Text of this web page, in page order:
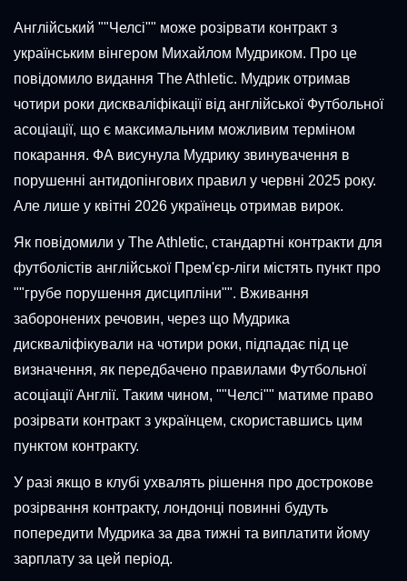
Англійський ""Челсі"" може розірвати контракт з
українським вінгером Михайлом Мудриком. Про це
повідомило видання The Athletic. Мудрик отримав
чотири роки дискваліфікації від англійської Футбольної
асоціації, що є максимальним можливим терміном
покарання. ФА висунула Мудрику звинувачення в
порушенні антидопінгових правил у червні 2025 року.
Але лише у квітні 2026 українець отримав вирок.
Як повідомили у The Athletic, стандартні контракти для
футболістів англійської Прем'єр-ліги містять пункт про
""грубе порушення дисципліни"". Вживання
заборонених речовин, через що Мудрика
дискваліфікували на чотири роки, підпадає під це
визначення, як передбачено правилами Футбольної
асоціації Англії. Таким чином, ""Челсі"" матиме право
розірвати контракт з українцем, скориставшись цим
пунктом контракту.
У разі якщо в клубі ухвалять рішення про дострокове
розірвання контракту, лондонці повинні будуть
попередити Мудрика за два тижні та виплатити йому
зарплату за цей період.